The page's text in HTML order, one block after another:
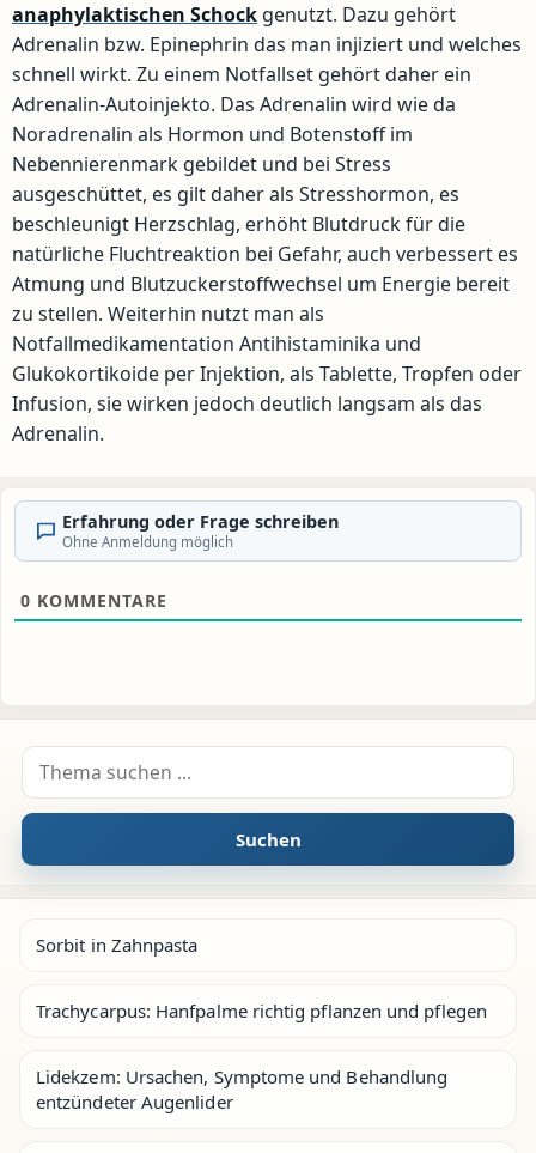
anaphylaktischen Schock genutzt. Dazu gehört
Adrenalin bzw. Epinephrin das man injiziert und welches
schnell wirkt. Zu einem Notfallset gehört daher ein
Adrenalin-Autoinjekto. Das Adrenalin wird wie da
Noradrenalin als Hormon und Botenstoff im
Nebennierenmark gebildet und bei Stress
ausgeschüttet, es gilt daher als Stresshormon, es
beschleunigt Herzschlag, erhöht Blutdruck für die
natürliche Fluchtreaktion bei Gefahr, auch verbessert es
Atmung und Blutzuckerstoffwechsel um Energie bereit
zu stellen. Weiterhin nutzt man als
Notfallmedikamentation Antihistaminika und
Glukokortikoide per Injektion, als Tablette, Tropfen oder
Infusion, sie wirken jedoch deutlich langsam als das
Adrenalin.
Erfahrung oder Frage schreiben
Ohne Anmeldung möglich
0 KOMMENTARE
Suche nach:
Suchen
Sorbit in Zahnpasta
Trachycarpus: Hanfpalme richtig pflanzen und pflegen
Lidekzem: Ursachen, Symptome und Behandlung
entzündeter Augenlider